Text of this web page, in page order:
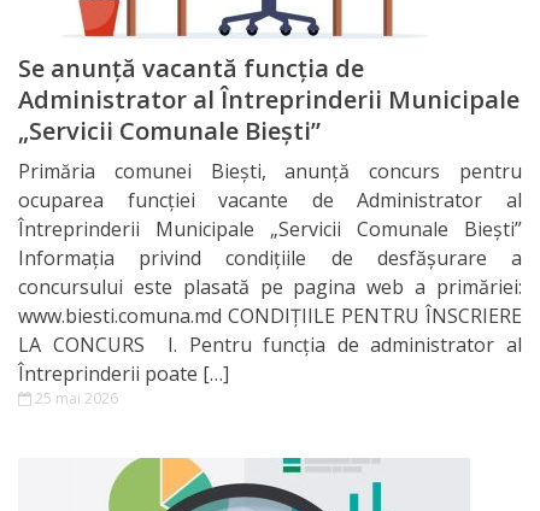
publice
Transparență
decizională
Audieri
publice
Proiecte
de
decizii
strategice
Se anunță vacantă funcția de
Administrator al Întreprinderii Municipale
„Servicii Comunale Biești”
Primăria comunei Biești, anunță concurs pentru
ocuparea funcției vacante de Administrator al
Întreprinderii Municipale „Servicii Comunale Biești”
Informația privind condițiile de desfășurare a
concursului este plasată pe pagina web a primăriei:
www.biesti.comuna.md CONDIȚIILE PENTRU ÎNSCRIERE
LA CONCURS I. Pentru funcţia de administrator al
Întreprinderii poate […]
25 mai 2026